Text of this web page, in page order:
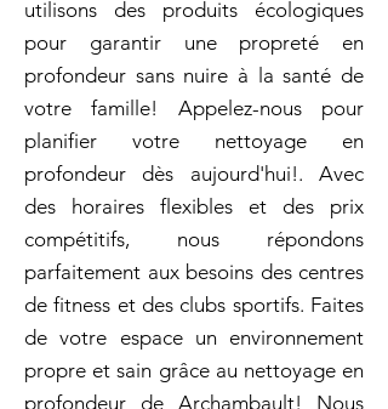
utilisons des produits écologiques
pour garantir une propreté en
profondeur sans nuire à la santé de
votre famille! Appelez-nous pour
planifier votre nettoyage en
profondeur dès aujourd'hui!. Avec
des horaires flexibles et des prix
compétitifs, nous répondons
parfaitement aux besoins des centres
de fitness et des clubs sportifs. Faites
de votre espace un environnement
propre et sain grâce au nettoyage en
profondeur de Archambault! Nous